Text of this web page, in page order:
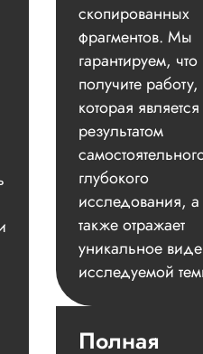
скопированных
фрагментов. Мы
гарантируем,
получите работу,
которая является
результатом
глубокого
исследования, а
также отражает
уникальное
исследуемой
Полная